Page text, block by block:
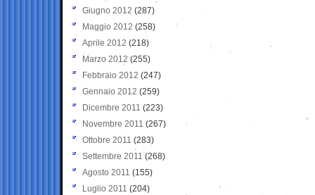
Giugno 2012 (287)
Maggio 2012 (258)
Aprile 2012 (218)
Marzo 2012 (255)
Febbraio 2012 (247)
Gennaio 2012 (259)
Dicembre 2011 (223)
Novembre 2011 (267)
Ottobre 2011 (283)
Settembre 2011 (268)
Agosto 2011 (155)
Luglio 2011 (204)